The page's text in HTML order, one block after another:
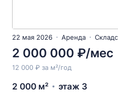
22 мая 2026 Аренда
2 000 000 ₽/мес
12 000 ₽ за м²/год
2 000 м² этаж 3